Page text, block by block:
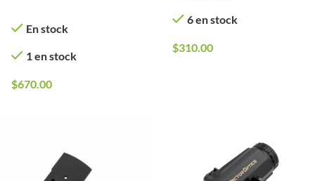
En stock
1 en stock
$670.00
6 en stock
$310.00